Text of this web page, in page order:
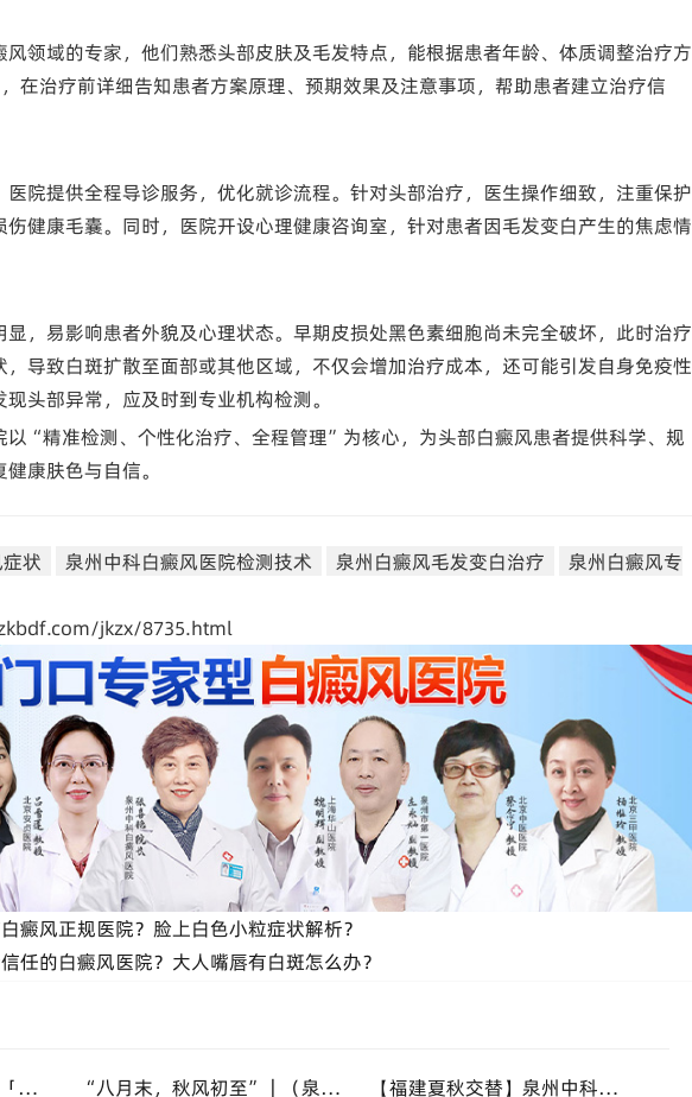
风领域的专家，他们熟悉头部皮肤及毛发特点，能根据患者年龄、体质调整治疗方
在治疗前详细告知患者方案原理、预期效果及注意事项，帮助患者建立治疗信
院提供全程导诊服务，优化就诊流程。针对头部治疗，医生操作细致，注重保护
健康毛囊。同时，医院开设心理健康咨询室，针对患者因毛发变白产生的焦虑情
，易影响患者外貌及心理状态。早期皮损处黑色素细胞尚未完全破坏，此时治疗
导致白斑扩散至面部或其他区域，不仅会增加治疗成本，还可能引发自身免疫性
头部异常，应及时到专业机构检测。
以“精准检测、个性化治疗、全程管理”为核心，为头部白癜风患者提供科学、规
康肤色与自信。
状 泉州中科白癜风医院检测技术 泉州白癜风毛发变白治疗
泉州白癜风专
jkzx/8735.html
癜风正规医院？脸上白色小粒症状解析？
任的白癜风医院？大人嘴唇有白斑怎么办？
立秋吃什么对白斑友好？「泉州中科白癜风医院」福建白癜风患者饮食不要盲目忌口 “八月末，秋风初至”｜（泉州）福建泉州中科白癜风医院，聊聊白癜风换季防护关键点 【福建夏秋交替】泉州中科白癜风医院，白癜风患者，入秋之后洗澡习惯也要多注意